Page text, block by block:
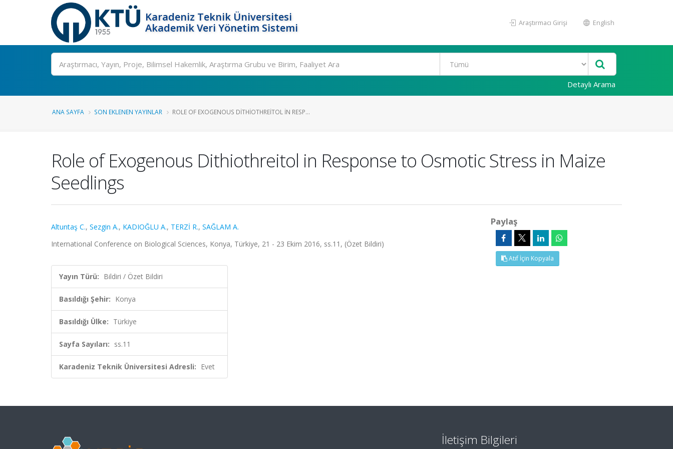
Karadeniz Teknik Üniversitesi
Akademik Veri Yönetim Sistemi
Araştırmacı Girişi English
Ara
Detaylı Arama
ANA SAYFA SON EKLENEN YAYINLAR ROLE OF EXOGENOUS DITHIOTHREITOL IN RESP...
Role of Exogenous Dithiothreitol in Response to Osmotic Stress in Maize
Seedlings
Altuntaş C., Sezgin A., KADIOĞLU A., TERZİ R., SAĞLAM A.
International Conference on Biological Sciences, Konya, Türkiye, 21 - 23 Ekim 2016, ss.11, (Özet Bildiri)
Yayın Türü: Bildiri / Özet Bildiri
Basıldığı Şehir: Konya
Basıldığı Ülke: Türkiye
Sayfa Sayıları: ss.11
Karadeniz Teknik Üniversitesi Adresli: Evet
Paylaş
Atıf İçin Kopyala
İletişim Bilgileri